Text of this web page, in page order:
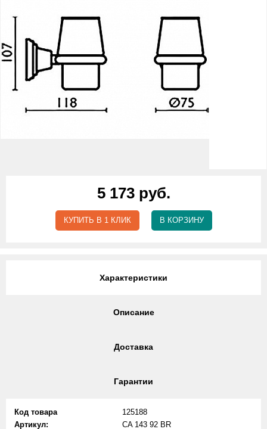
5 173 руб.
КУПИТЬ В 1 КЛИК В КОРЗИНУ
Характеристики
Описание
Доставка
Гарантии
Код товара
125188
Артикул:
CA 143 92 BR